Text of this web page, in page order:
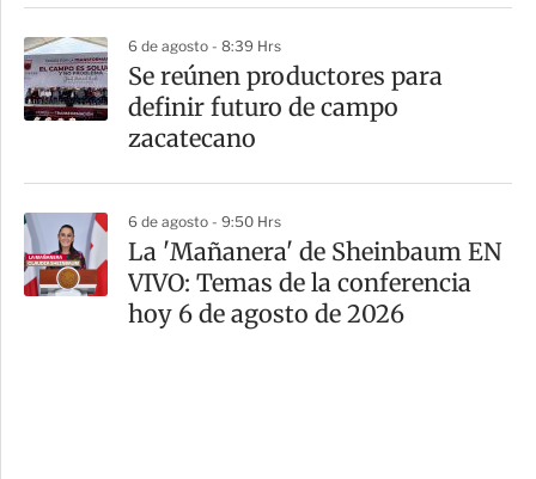
6 de agosto - 8:39 Hrs
Se reúnen productores para
definir futuro de campo
zacatecano
6 de agosto - 9:50 Hrs
La 'Mañanera' de Sheinbaum EN
VIVO: Temas de la conferencia
hoy 6 de agosto de 2026